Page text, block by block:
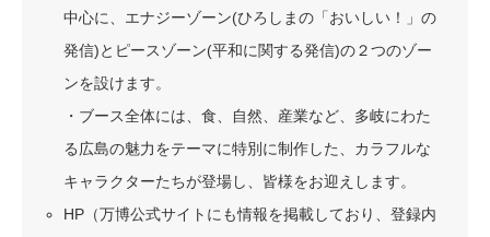
中心に、エナジーゾーン(ひろしまの「おいしい！」の
発信)とピースゾーン(平和に関する発信)の２つのゾー
ンを設けます。
・ブース全体には、食、自然、産業など、多岐にわた
る広島の魅力をテーマに特別に制作した、カラフルな
キャラクターたちが登場し、皆様をお迎えします。
HP（万博公式サイトにも情報を掲載しており、登録内